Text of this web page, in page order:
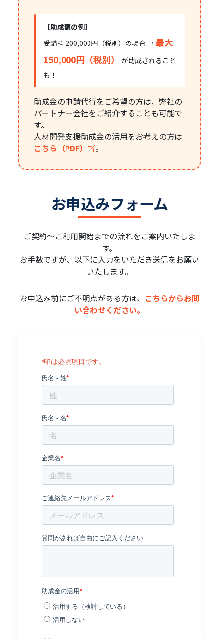
【助成額の例】
受講料 200,000円（税別）の場合 →最大
150,000円（税別）
が助成されること
も！
助成金の申請代行をご希望の方は、弊社の
パートナー会社をご紹介することも可能で
す。
人材開発支援助成金の活用をお考えの方は
こちら（PDF）
。
お申込みフォーム
ご契約～ご利用開始までの流れをご案内いたしま
す。
お手数ですが、以下に入力をいただき送信をお願い
いたします。
お申込み前にご不明点がある方は、 こちらからお問
い合わせください。